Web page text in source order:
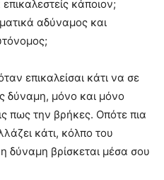
κάποιον;
αδύναμος και
επικαλείσαι κάτι να σε
δύναμη, μόνο και μόνο
πως την βρήκες. Οπότε πια
κάτι, κόλπο του
δύναμη βρίσκεται μέσα σου